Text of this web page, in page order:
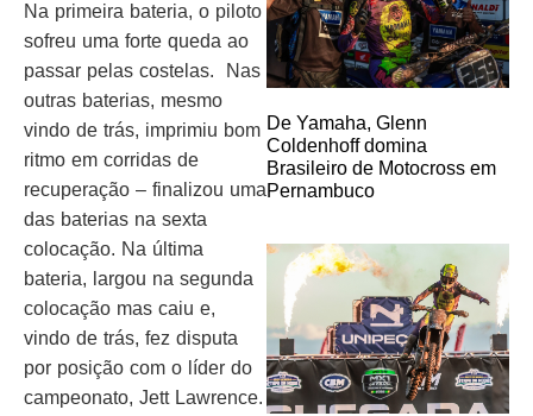
Na primeira bateria, o piloto
sofreu uma forte queda ao
passar pelas costelas. Nas
outras baterias, mesmo
vindo de trás, imprimiu bom
ritmo em corridas de
recuperação – finalizou uma
das baterias na sexta
colocação. Na última
bateria, largou na segunda
colocação mas caiu e,
vindo de trás, fez disputa
por posição com o líder do
campeonato, Jett Lawrence.
De Yamaha, Glenn
Coldenhoff domina
Brasileiro de Motocross em
Pernambuco